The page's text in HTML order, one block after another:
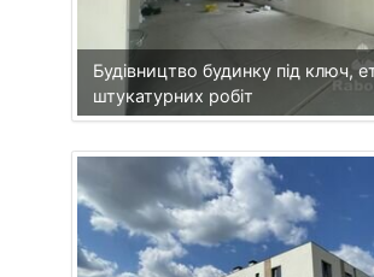
Будівництво будинку під ключ,
штукатурних робіт